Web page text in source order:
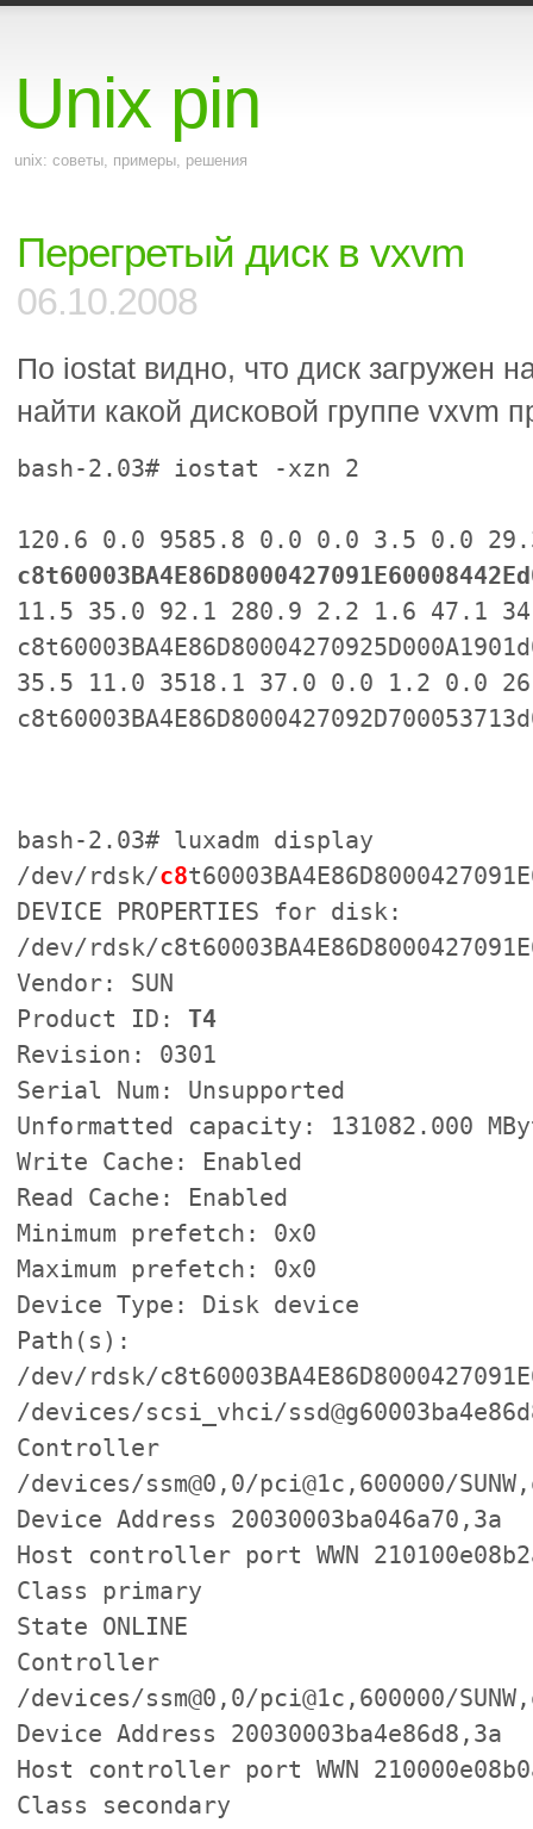
Unix pin
unix: советы, примеры, решения
Перегретый диск в vxvm
06.10.2008
По iostat видно, что диск загружен
найти какой дисковой группе vxvm
bash-2.03# iostat -xzn 2
120.6 0.0 9585.8 0.0 0.0 3.5 0.0
11.5 35.0 92.1 280.9 2.2 1.6 47.1
35.5 11.0 3518.1 37.0 0.0 1.2 0.0
bash-2.03# luxadm display
/dev/rdsk/c8
DEVICE PROPERTIES for disk:
/dev/rdsk/
Vendor: SUN
Product ID: T4
Revision: 0301
Serial Num: Unsupported
Unformatted capacity: 131082.000
Write Cache: Enabled
Read Cache: Enabled
Minimum prefetch: 0x0
Maximum prefetch: 0x0
Device Type: Disk device
Path(s):
/dev/rdsk/
/devices/scsi_vhci/
Controller
/devices/ssm@0,0/pci@1c,600000/
Device Address 20030003ba046a70,3a
Host controller port WWN
Class primary
State ONLINE
Controller
/devices/ssm@0,0/pci@1c,600000/
Device Address 20030003ba4e86d8,3a
Host controller port WWN
Class secondary